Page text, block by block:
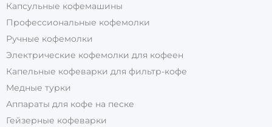
Капсульные кофемашины
Профессиональные кофемолки
Ручные кофемолки
Электрические кофемолки для кофеен
Капельные кофеварки для фильтр-кофе
Медные турки
Аппараты для кофе на песке
Гейзерные кофеварки